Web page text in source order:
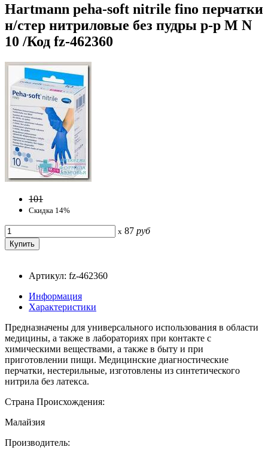
Hartmann peha-soft nitrile fino перчатки
н/стер нитриловые без пудры p-р M N
10 /Код fz-462360
101
Скидка 14%
x 87 руб
Артикул: fz-462360
Информация
Характеристики
Предназначены для универсального использования в области
медицины, а также в лабораториях при контакте с
химическими веществами, а также в быту и при
приготовлении пищи. Медицинские диагностические
перчатки, нестерильные, изготовлены из синтетического
нитрила без латекса.
Страна Происхождения:
Малайзия
Производитель: